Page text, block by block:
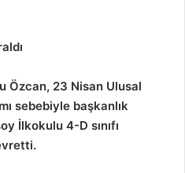
Özcan, 23 Nisan Ulusal
sebebiyle başkanlık
İlkokulu 4-D sınıfı